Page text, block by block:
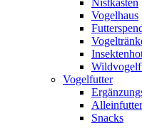
Nistkasten
Vogelhaus
Vogelfutter
Alleinfutter
Snacks